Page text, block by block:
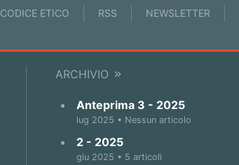
CODICE ETICO RSS NEWSLETTER
ARCHIVIO
Anteprima 3 - 2025
lug 2025 • Nessun articolo
2 - 2025
giu 2025 • 5 articoli